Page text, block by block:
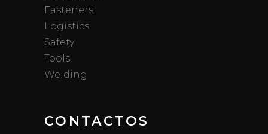
Fasteners
Logistics
Safety
Tools
Welding
CONTACTOS